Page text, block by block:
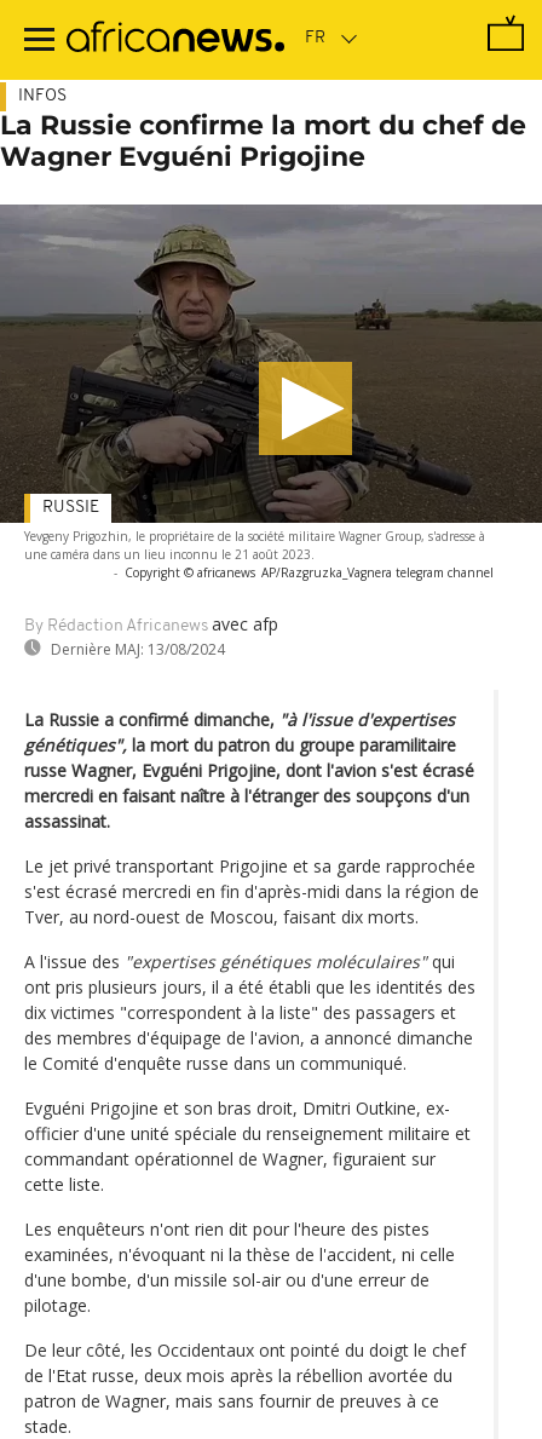
contenu
INFOS
La Russie confirme la mort du chef de
Wagner Evguéni Prigojine
Yevgeny Prigozhin, le propriétaire de la société militaire Wagner Group, s'adresse à
une caméra dans un lieu inconnu le 21 août 2023.
- Copyright © africanews AP/Razgruzka_Vagnera telegram channel
By Rédaction Africanews avec afp
Dernière MAJ: 13/08/2024
RUSSIE
La Russie a confirmé dimanche, "à l'issue d'expertises
génétiques", la mort du patron du groupe paramilitaire
russe Wagner, Evguéni Prigojine, dont l'avion s'est écrasé
mercredi en faisant naître à l'étranger des soupçons d'un
assassinat.
Le jet privé transportant Prigojine et sa garde rapprochée
s'est écrasé mercredi en fin d'après-midi dans la région de
Tver, au nord-ouest de Moscou, faisant dix morts.
A l'issue des "expertises génétiques moléculaires"qui
ont pris plusieurs jours, il a été établi que les identités des
dix victimes "correspondent à la liste" des passagers et
des membres d'équipage de l'avion, a annoncé dimanche
le Comité d'enquête russe dans un communiqué.
Evguéni Prigojine et son bras droit, Dmitri Outkine, ex-
officier d'une unité spéciale du renseignement militaire et
commandant opérationnel de Wagner, figuraient sur
cette liste.
Les enquêteurs n'ont rien dit pour l'heure des pistes
examinées, n'évoquant ni la thèse de l'accident, ni celle
d'une bombe, d'un missile sol-air ou d'une erreur de
pilotage.
De leur côté, les Occidentaux ont pointé du doigt le chef
de l'Etat russe, deux mois après la rébellion avortée du
patron de Wagner, mais sans fournir de preuves à ce
stade.